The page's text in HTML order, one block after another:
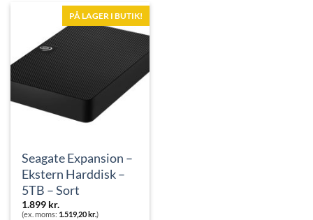
PÅ LAGER I BUTIK!
Seagate Expansion –
Ekstern Harddisk –
5TB – Sort
1.899 kr.
(ex. moms: 1.519,20kr.)